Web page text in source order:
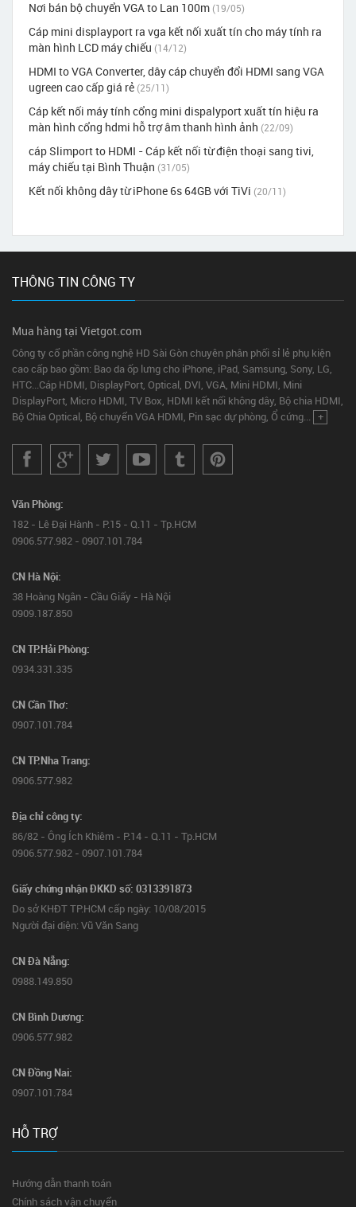
Nơi bán bộ chuyển VGA to Lan 100m (19/05)
Cáp mini displayport ra vga kết nối xuất tín cho máy tính ra
màn hình LCD máy chiếu (14/12)
HDMI to VGA Converter, dây cáp chuyển đổi HDMI sang VGA
ugreen cao cấp giá rẻ (25/11)
Cáp kết nối máy tính cổng mini dispalyport xuất tín hiệu ra
màn hình cổng hdmi hỗ trợ âm thanh hình ảnh (22/09)
cáp Slimport to HDMI - Cáp kết nối từ điện thoại sang tivi,
máy chiếu tại Bình Thuận (31/05)
Kết nối không dây từ iPhone 6s 64GB với TiVi (20/11)
THÔNG TIN CÔNG TY
Mua hàng tại Vietgot.com
Công ty cổ phần công nghệ HD Sài Gòn chuyên phân phối sỉ lẻ phụ kiện
cao cấp bao gồm: Bao da ốp lưng cho iPhone, iPad, Samsung, Sony, LG,
HTC...Cáp HDMI, DisplayPort, Optical, DVI, VGA, Mini HDMI, Mini
DisplayPort, Micro HDMI, TV Box, HDMI kết nối không dây, Bộ chia HDMI,
Bộ Chia Optical, Bộ chuyển VGA HDMI, Pin sạc dự phòng, Ổ cứng... +
Văn Phòng:
182 - Lê Đại Hành - P.15 - Q.11 - Tp.HCM
0906.577.982 - 0907.101.784
CN Hà Nội:
38 Hoàng Ngân - Cầu Giấy - Hà Nội
0909.187.850
CN TP.Hải Phòng:
0934.331.335
CN Cần Thơ:
0907.101.784
CN TP.Nha Trang:
0906.577.982
Địa chỉ công ty:
86/82 - Ông Ích Khiêm - P.14 - Q.11 - Tp.HCM
0906.577.982 - 0907.101.784
Giấy chứng nhận ĐKKD số: 0313391873
Do sở KHĐT TP.HCM cấp ngày: 10/08/2015
Người đại diện: Vũ Văn Sang
CN Đà Nẵng:
0988.149.850
CN Bình Dương:
0906.577.982
CN Đồng Nai:
0907.101.784
HỖ TRỢ
Hướng dẫn thanh toán
Chính sách vận chuyển